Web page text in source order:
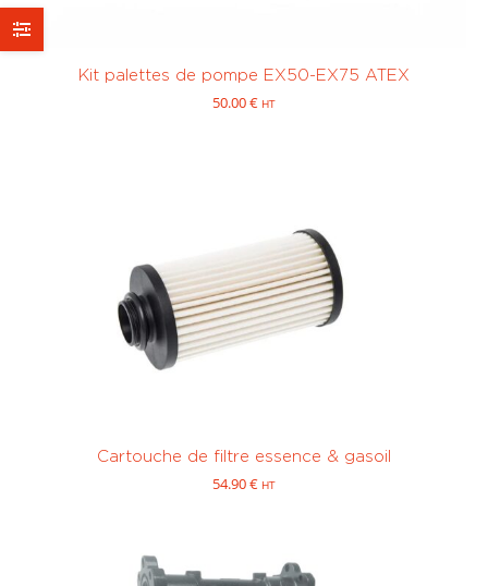
Kit palettes de pompe EX50-EX75 ATEX
50.00€ HT
Cartouche de filtre essence & gasoil
54.90€ HT